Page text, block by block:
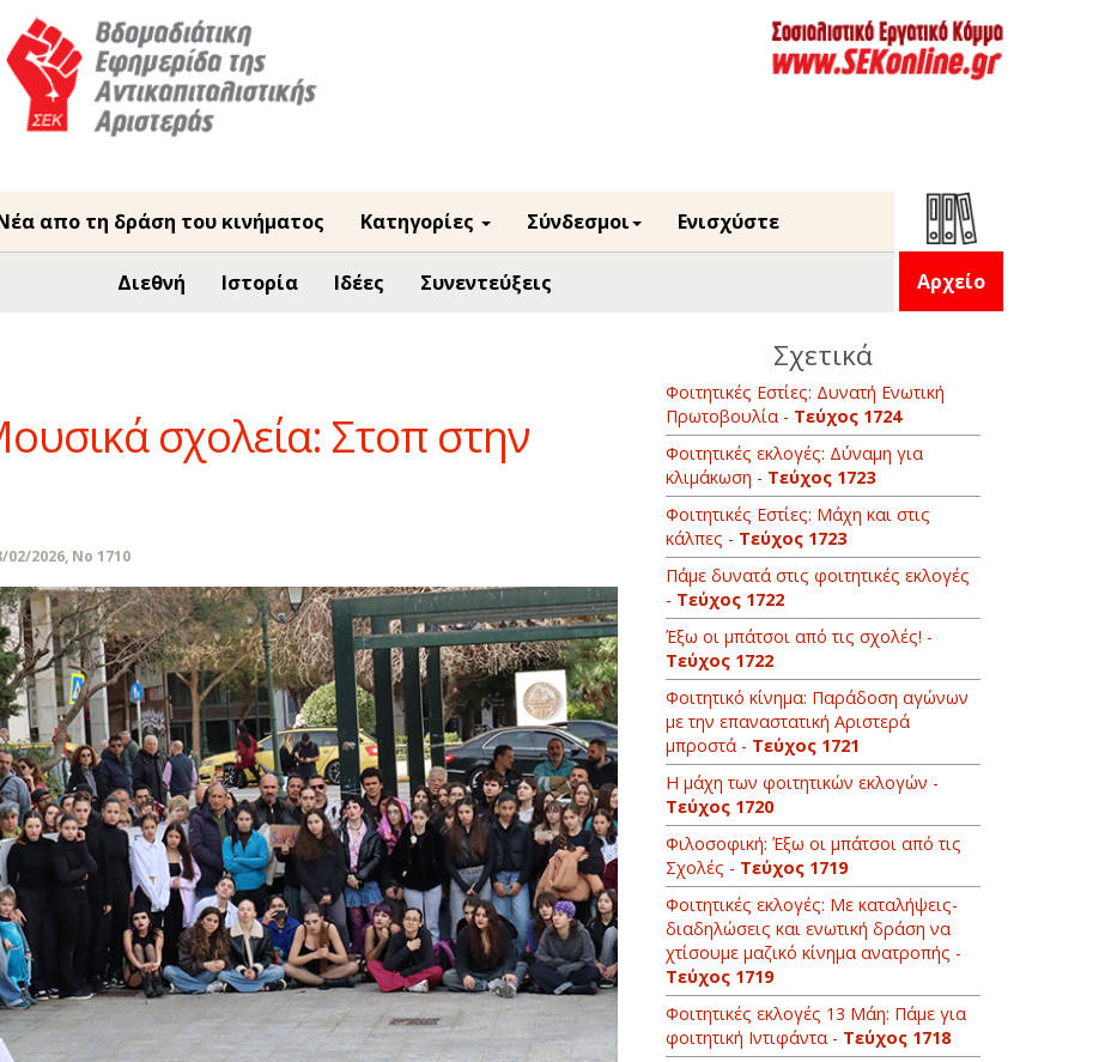
απο τη δράση του κινήματος Κατηγορίες Σύνδεσμοι Ενισχύστε
Διεθνή Ιστορία Ιδέες Συνεντεύξεις Αρχείο
σχολεία: Στοπ στην
02/2026, No 1710
Σχετικά
Φοιτητικές Εστίες: Δυνατή Ενωτική
Πρωτοβουλία - Τεύχος 1724
Φοιτητικές εκλογές: Δύναμη για
κλιμάκωση - Τεύχος 1723
Φοιτητικές Εστίες: Μάχη και στις
κάλπες - Τεύχος 1723
Πάμε δυνατά στις φοιτητικές εκλογές
- Τεύχος 1722
Έξω οι μπάτσοι από τις σχολές! -
Τεύχος 1722
Φοιτητικό κίνημα: Παράδοση αγώνων
με την επαναστατική Αριστερά
μπροστά - Τεύχος 1721
Η μάχη των φοιτητικών εκλογών -
Τεύχος 1720
Φιλοσοφική: Έξω οι μπάτσοι από τις
Σχολές - Τεύχος 1719
Φοιτητικές εκλογές: Με καταλήψεις-
διαδηλώσεις και ενωτική δράση να
χτίσουμε μαζικό κίνημα ανατροπής -
Τεύχος 1719
Φοιτητικές εκλογές 13 Μάη: Πάμε για
φοιτητική Ιντιφάντα - Τεύχος 1718